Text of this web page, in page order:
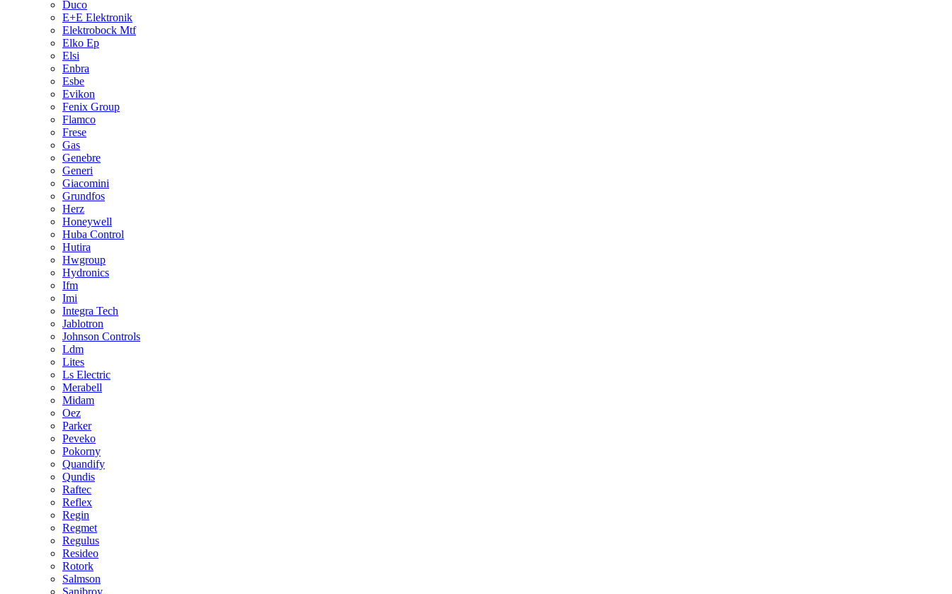
Duco
E+E Elektronik
Elektrobock Mtf
Elko Ep
Elsi
Enbra
Esbe
Evikon
Fenix Group
Flamco
Frese
Gas
Genebre
Generi
Giacomini
Grundfos
Herz
Honeywell
Huba Control
Hutira
Hwgroup
Hydronics
Ifm
Imi
Integra Tech
Jablotron
Johnson Controls
Ldm
Lites
Ls Electric
Merabell
Midam
Oez
Parker
Peveko
Pokorny
Quandify
Qundis
Raftec
Reflex
Regin
Regmet
Regulus
Resideo
Rotork
Salmson
Sanibroy